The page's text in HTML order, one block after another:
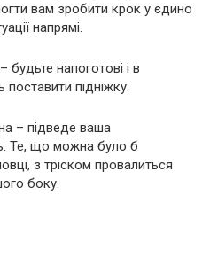
вам зробити крок у єдино
напрямі.
напоготові і в
підніжку.
– підведе ваша
Те, що можна було б
з тріском провалиться
боку.